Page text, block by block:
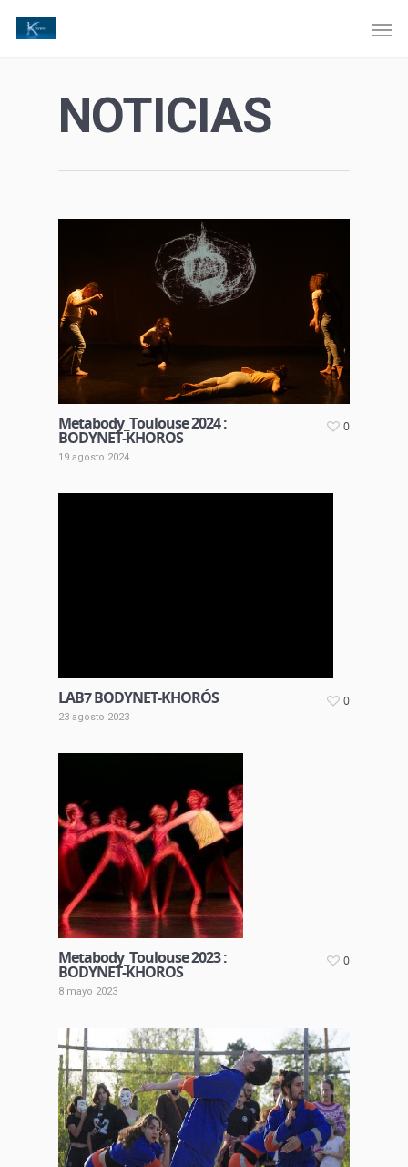
NOTICIAS
Metabody_Toulouse 2024 :
BODYNET-KHOROS
19 agosto 2024
0
LAB7 BODYNET-KHORÓS
23 agosto 2023
0
Metabody_Toulouse 2023 :
BODYNET-KHOROS
8 mayo 2023
0